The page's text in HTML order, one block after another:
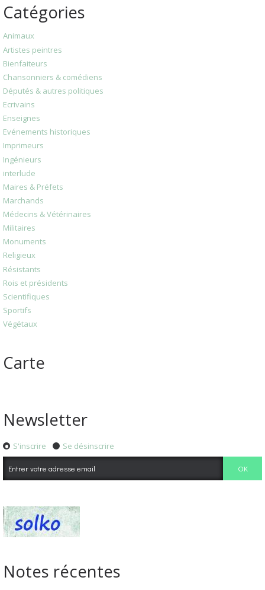
Catégories
Animaux
Artistes peintres
Bienfaiteurs
Chansonniers & comédiens
Députés & autres politiques
Ecrivains
Enseignes
Evénements historiques
Imprimeurs
Ingénieurs
interlude
Maires & Préfets
Marchands
Médecins & Vétérinaires
Militaires
Monuments
Religieux
Résistants
Rois et présidents
Scientifiques
Sportifs
Végétaux
Carte
Newsletter
S'inscrire Se désinscrire
Notes récentes